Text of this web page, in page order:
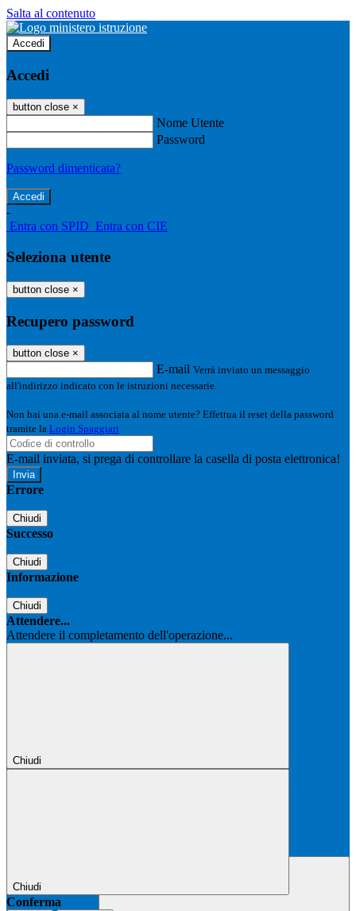
Salta al contenuto
Accedi
Accedi
button close ×
Nome Utente
Password
Password dimenticata?
-
Entra con SPID Entra con CIE
Seleziona utente
button close ×
Recupero password
button close ×
E-mail Verrà inviato un messaggio
all'indirizzo indicato con le istruzioni necessarie.
Non hai una e-mail associata al nome utente? Effettua il reset della password
tramite la Login Spaggiari
E-mail inviata, si prega di controllare la casella di posta elettronica!
Errore
Chiudi
Successo
Chiudi
Informazione
Chiudi
Attendere...
Attendere il completamento dell'operazione...
Chiudi
Chiudi
Conferma